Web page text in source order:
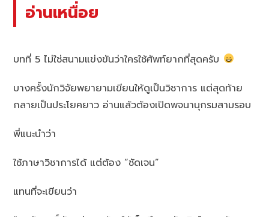
อ่านเหนื่อย
บทที่ 5 ไม่ใช่สนามแข่งขันว่าใครใช้ศัพท์ยากที่สุดครับ
บางครั้งนักวิจัยพยายามเขียนให้ดูเป็นวิชาการ แต่สุดท้าย
กลายเป็นประโยคยาว อ่านแล้วต้องเปิดพจนานุกรมสามรอบ
พี่แนะนำว่า
ใช้ภาษาวิชาการได้ แต่ต้อง “ชัดเจน”
แทนที่จะเขียนว่า